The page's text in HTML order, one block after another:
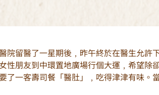
院留醫了一星期後﹐昨午終於在醫生允許
性朋友到中環置地廣場行個大運﹐希望除
了一客壽司餐「醫肚」﹐吃得津津有味。